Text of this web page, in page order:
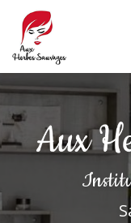
contenu
principal